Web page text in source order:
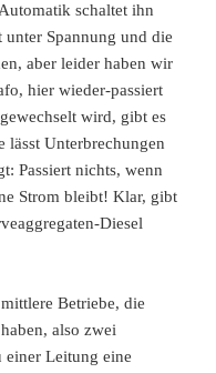
schaltet ihn
Spannung und die
aber leider haben wir
hier wieder-passiert
wird, gibt es
lässt Unterbrechungen
Passiert nichts, wenn
Strom bleibt! Klar, gibt
Diesel
Betriebe, die
also zwei
einer Leitung eine